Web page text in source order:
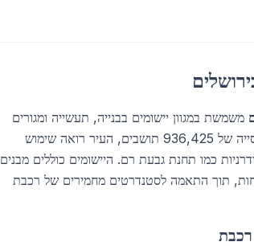
משמשת במגוון יישומים בבנייה, תעשייה ומגורים
סמוכים. ב-2026, עם אוכלוסייה של 936,425 תושבים, העיר רואה שימוש
כמו תחנת גבעת רם. היישומים כוללים מבנים
תוך התאמה לסטנדרטים מחמירים של רכבת
רכבת